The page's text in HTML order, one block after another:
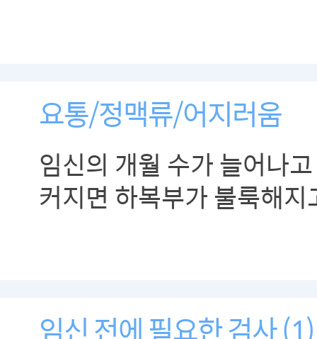
요통/정맥류/어지러움
임신의 개월 수가 늘어나
커지면 하복부가 불룩해지
임신 전에 필요한 검사 (1)